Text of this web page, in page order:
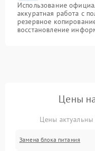
Использование
аккуратная работа с
резервное
восстановление
Цены
Цены
Замена блока питания